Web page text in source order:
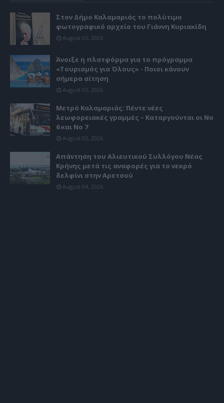
Στον Δήμο Καλαμαριάς το πολύτιμο
φωτογραφικό αρχείο του Γιάννη Κυριακίδη
August 05, 2026
Άνοιξε η πλατφόρμα για το πρόγραμμα
«Τουρισμός για Όλους» - Ποιοι κάνουν
σήμερα αίτηση
August 05, 2026
Μετρό Καλαμαριάς: Πέντε νέες
λεωφορειακές γραμμές – Καταργούνται οι Νο
6 και Νο 7
August 05, 2026
Απάντηση του Αλιευτικού Συλλόγου Νέας
Κρήνης μετά τις αναφορές για το νεκρό
δελφίνι στην Αρετσού
August 04, 2026